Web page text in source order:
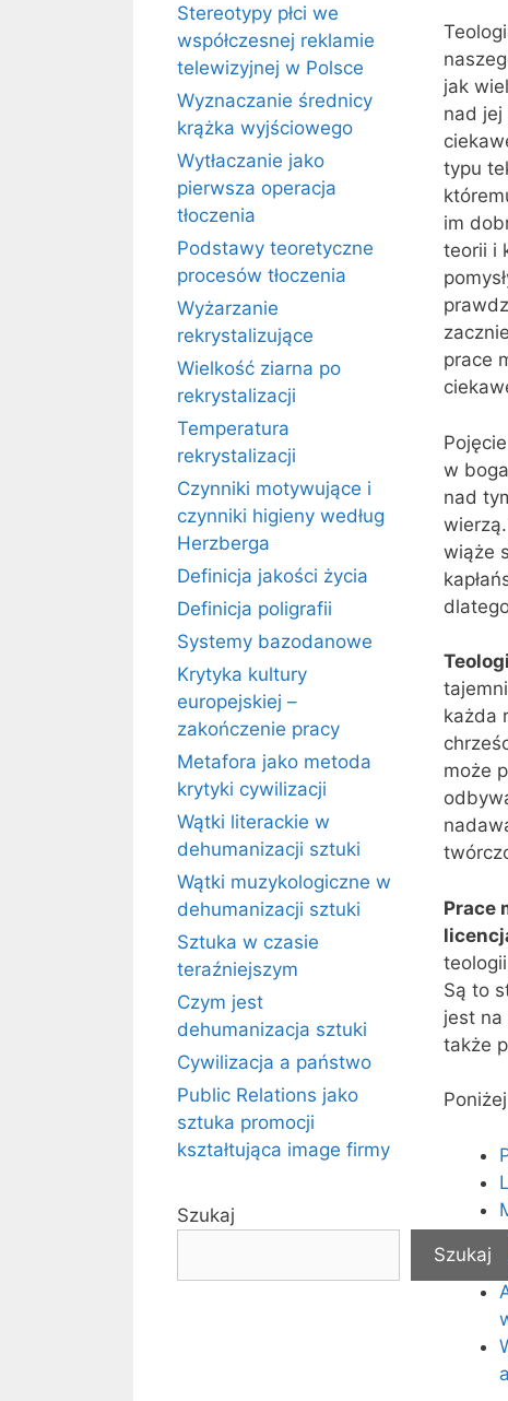
jak
nad jej
typu
im
teorii i
prace
Pojęcie
w
nad
wierzą.
wiąże
każda
może
Prace
Są to
jest na
także
Stereotypy płci we
współczesnej reklamie
telewizyjnej w Polsce
Wyznaczanie średnicy
krążka wyjściowego
Wytłaczanie jako
pierwsza operacja
tłoczenia
Podstawy teoretyczne
procesów tłoczenia
Wyżarzanie
rekrystalizujące
Wielkość ziarna po
rekrystalizacji
Temperatura
rekrystalizacji
Czynniki motywujące i
czynniki higieny według
Herzberga
Definicja jakości życia
Definicja poligrafii
Systemy bazodanowe
Krytyka kultury
europejskiej –
zakończenie pracy
Metafora jako metoda
krytyki cywilizacji
Wątki literackie w
dehumanizacji sztuki
Wątki muzykologiczne w
dehumanizacji sztuki
Sztuka w czasie
teraźniejszym
Czym jest
dehumanizacja sztuki
Cywilizacja a państwo
Public Relations jako
sztuka promocji
kształtująca image firmy
Szukaj
Szukaj